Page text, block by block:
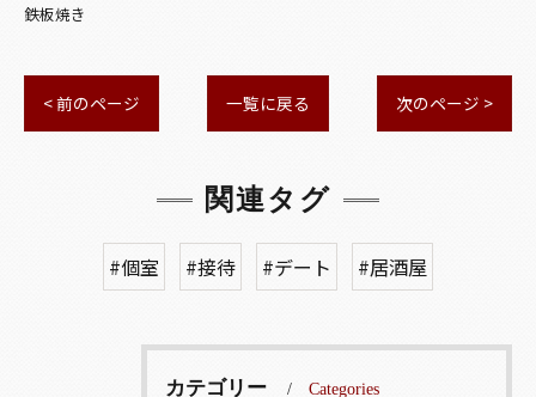
鉄板焼き
< 前のページ 一覧に戻る 次のページ >
関連タグ
#個室 #接待 #デート #居酒屋
カテゴリー Categories